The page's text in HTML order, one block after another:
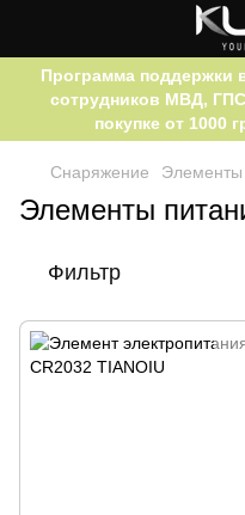
Программа поддержки
сотрудников МВД,
покупке от 1000
Снаряжение Элементы
Элементы
Фильтр